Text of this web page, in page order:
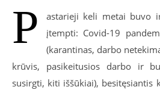
P
astarieji keli metai buvo
įtempti: Covid-19
(karantinas, darbo
krūvis, pasikeitusios darbo ir
susirgti, kiti iššūkiai), besitęsiantis